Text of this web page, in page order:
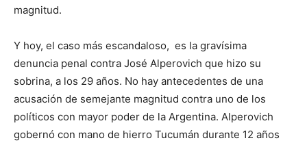
magnitud.
Y hoy, el caso más escandaloso, es la gravísima
denuncia penal contra José Alperovich que hizo su
sobrina, a los 29 años. No hay antecedentes de una
acusación de semejante magnitud contra uno de los
políticos con mayor poder de la Argentina. Alperovich
gobernó con mano de hierro Tucumán durante 12 años